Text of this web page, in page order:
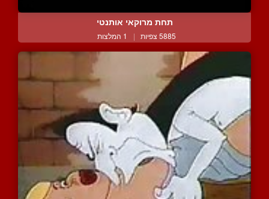
תחת מרוקאי אותנטי
5885 צפיות | 1 המלצות